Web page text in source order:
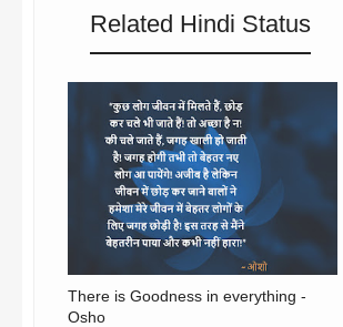
Related Hindi Status
There is Goodness in everything -
Osho